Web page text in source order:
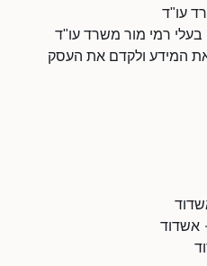
עו"ד
בעלי רמי מור משרד עו"ד
את המידע ולקדם את העסק
אשדוד